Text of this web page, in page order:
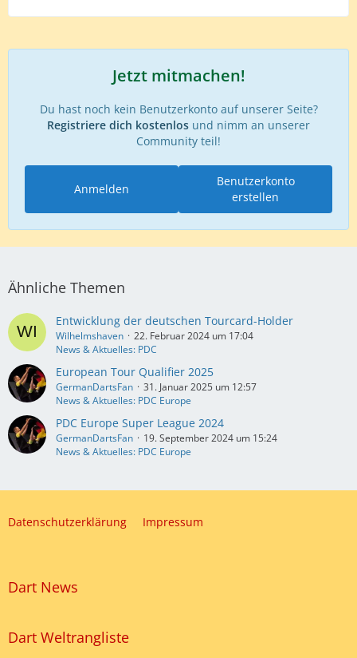
Jetzt mitmachen!
Du hast noch kein Benutzerkonto auf unserer Seite?
Registriere dich kostenlos und nimm an unserer
Community teil!
Benutzerkonto
erstellen
Anmelden
Ähnliche Themen
Entwicklung der deutschen Tourcard-Holder
Wilhelmshaven
22. Februar 2024 um 17:04
News & Aktuelles: PDC
European Tour Qualifier 2025
GermanDartsFan
31. Januar 2025 um 12:57
News & Aktuelles: PDC Europe
PDC Europe Super League 2024
GermanDartsFan
19. September 2024 um 15:24
News & Aktuelles: PDC Europe
Datenschutzerklärung Impressum
Dart News
Dart Weltrangliste